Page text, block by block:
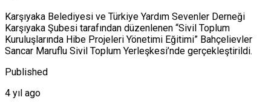
Karşıyaka Belediyesi ve Türkiye Yardım Sevenler Derneği
Karşıyaka Şubesi tarafından düzenlenen “Sivil Toplum
Kuruluşlarında Hibe Projeleri Yönetimi Eğitimi” Bahçelievler
Sancar Maruflu Sivil Toplum Yerleşkesi’nde gerçekleştirildi.
Published
4 yıl ago